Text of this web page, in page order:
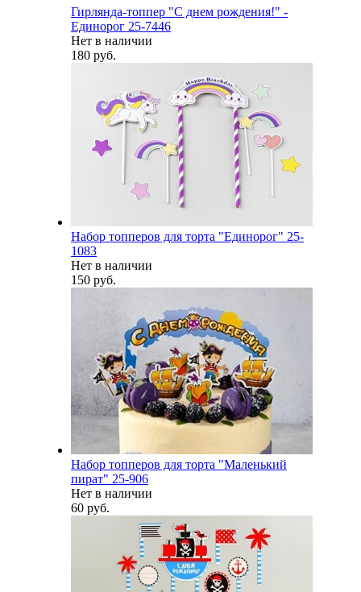
Гирлянда-топпер "С днем рождения!" -
Единорог 25-7446
Нет в наличии
180 руб.
Набор топперов для торта "Единорог" 25-
1083
Нет в наличии
150 руб.
Набор топперов для торта "Маленький
пират" 25-906
Нет в наличии
60 руб.